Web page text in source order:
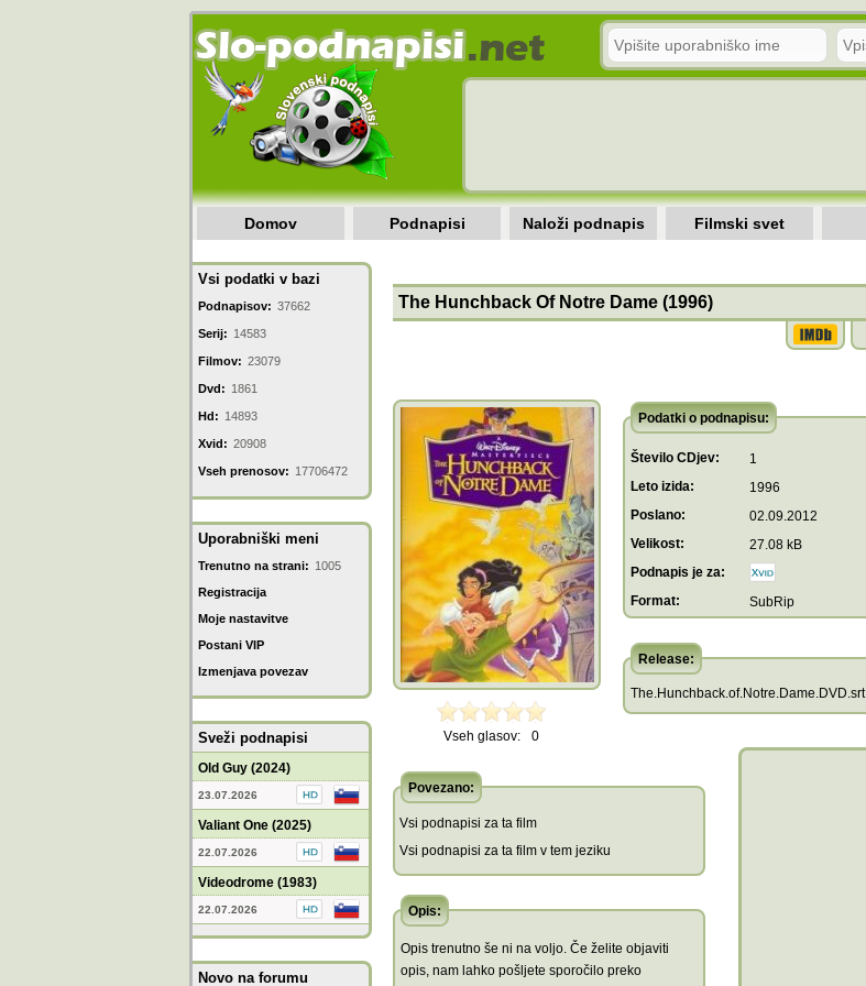
Domov Podnapisi Naloži podnapis Filmski svet
Vsi podatki v bazi
Podnapisov: 37662
Serij: 14583
Filmov: 23079
Dvd: 1861
Hd: 14893
Xvid: 20908
Vseh prenosov: 17706472
Uporabniški meni
Trenutno na strani: 1005
Registracija
Moje nastavitve
Postani VIP
Izmenjava povezav
Sveži podnapisi
Old Guy (2024)
23.07.2026
Valiant One (2025)
22.07.2026
Videodrome (1983)
22.07.2026
Novo na forumu
The Hunchback Of Notre Dame (1996)
Vseh glasov: 0
Podatki o podnapisu:
Število CDjev: 1
Leto izida:
1996
Poslano:
02.09.2012
Velikost:
27.08 kB
Podnapis je za:
Format:
SubRip
Release:
The.Hunchback.of.Notre.Dame.DVD.srt
Povezano:
Vsi podnapisi za ta film
Vsi podnapisi za ta film v tem jeziku
Opis:
Opis trenutno še ni na voljo. Če želite objaviti
opis, nam lahko pošljete sporočilo preko